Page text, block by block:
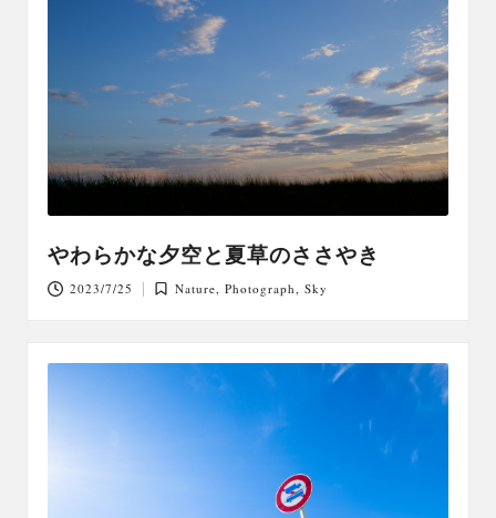
やわらかな夕空と夏草のささやき
2023/7/25
Posted
Nature,Photograph,Sky